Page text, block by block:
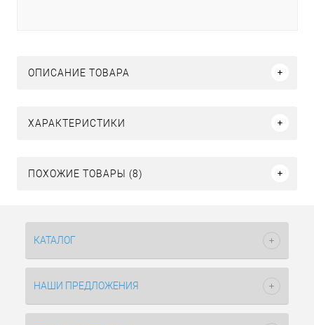
ОПИСАНИЕ ТОВАРА
ХАРАКТЕРИСТИКИ
ПОХОЖИЕ ТОВАРЫ (8)
КАТАЛОГ
НАШИ ПРЕДЛОЖЕНИЯ